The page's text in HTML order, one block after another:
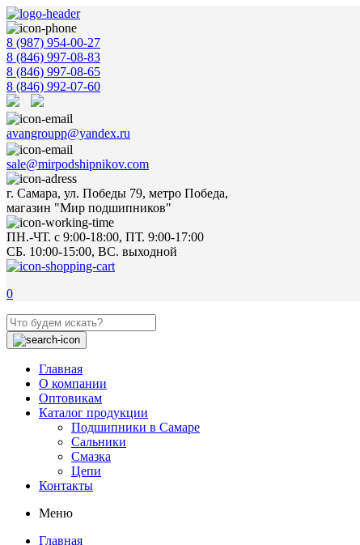
8 (987) 954-00-27
8 (846) 997-08-83
8 (846) 997-08-65
8 (846) 992-07-60
avangroupp@yandex.ru
sale@mirpodshipnikov.com
г. Самара, ул. Победы 79, метро Победа,
магазин "Мир подшипников"
ПН.-ЧТ. с 9:00-18:00, ПТ. 9:00-17:00
СБ. 10:00-15:00, ВС. выходной
0
Главная
О компании
Оптовикам
Каталог продукции
Подшипники в Самаре
Сальники
Смазка
Цепи
Контакты
Меню
Главная